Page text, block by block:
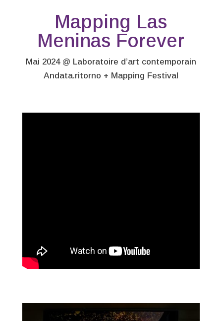
Mapping Las
Meninas Forever
Mai 2024 @ Laboratoire d’art contemporain
Andata.ritorno + Mapping Festival